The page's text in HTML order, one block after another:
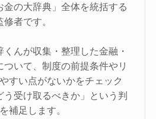
金の大辞典」全体を統括する
修者です。
んが収集・整理した金融・
いて、制度の前提条件やリ
すい点がないかをチェック
う受け取るべきか」という判
補足します。